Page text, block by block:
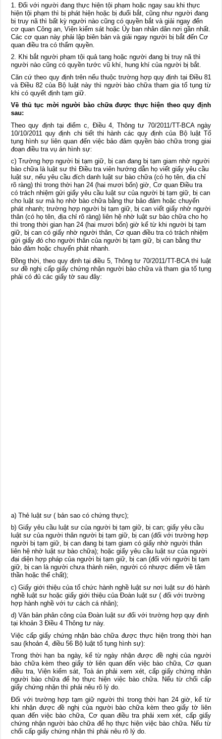
1. Đối với người đang thực hiện tội phạm hoặc ngay sau khi thực
hiện tội phạm thì bị phát hiện hoặc bị đuổi bắt, cũng như người đang
bị truy nã thì bất kỳ người nào cũng có quyền bắt và giải ngay đến
cơ quan Công an, Viện kiểm sát hoặc Ủy ban nhân dân nơi gần nhất.
Các cơ quan này phải lập biên bản và giải ngay người bị bắt đến Cơ
quan điều tra có thẩm quyền.
2. Khi bắt người phạm tội quả tang hoặc người đang bị truy nã thì
người nào cũng có quyền tước vũ khí, hung khí của người bị bắt.
Căn cứ theo quy định trên nếu thuộc trường hợp quy định tại Điều 81
và Điều 82 của Bộ luật này thì người bào chữa tham gia tố tụng từ
khi có quyết định tạm giữ.
Về thủ tục mời người bào chữa được thực hiện theo quy định
sau:
Theo quy định tại điểm c, Điều 4, Thông tư 70/2011/TT-BCA ngày
10/10/2011 quy định chi tiết thi hành các quy định của Bộ luật Tố
tụng hình sự liên quan đến việc bảo đảm quyền bào chữa trong giai
đoạn điều tra vụ án hình sự:
c) Trường hợp người bị tạm giữ, bị can đang bị tạm giam nhờ người
bào chữa là luật sư thì Điều tra viên hướng dẫn họ viết giấy yêu cầu
luật sư, nếu yêu cầu đích danh luật sư bào chữa (có họ tên, địa chỉ
rõ ràng) thì trong thời hạn 24 (hai mươi bốn) giờ, Cơ quan Điều tra
có trách nhiệm gửi giấy yêu cầu luật sư của người bị tạm giữ, bị can
cho luật sư mà họ nhờ bào chữa bằng thư bảo đảm hoặc chuyển
phát nhanh; trường hợp người bị tạm giữ, bị can viết giấy nhờ người
thân (có họ tên, địa chỉ rõ ràng) liên hệ nhờ luật sư bào chữa cho họ
thì trong thời gian hạn 24 (hai mươi bốn) giờ kể từ khi người bị tạm
giữ, bị can có giấy nhờ người thân, Cơ quan điều tra có trách nhiệm
gửi giấy đó cho người thân của người bị tạm giữ, bị can bằng thư
bảo đảm hoặc chuyển phát nhanh.
Đồng thời, theo quy định tại điều 5, Thông tư 70/2011/TT-BCA thì luật
sư đề nghị cấp giấy chứng nhận người bào chữa và tham gia tố tụng
phải có đủ các giấy tờ sau đây:
a) Thẻ luật sư ( bản sao có chứng thực);
b) Giấy yêu cầu luật sư của người bị tạm giữ, bị can; giấy yêu cầu
luật sư của người thân người bị tạm giữ, bị can (đối với trường hợp
người bị tạm giữ, bị can đang bị tạm giam có giấy nhờ người thân
liên hệ nhờ luật sư bào chữa); hoặc giấy yêu cầu luật sư của người
đại diện hợp pháp của người bị tạm giữ, bị can (đối với người bị tạm
giữ, bị can là người chưa thành niên, người có nhược điểm về tâm
thần hoặc thể chất);
c) Giấy giới thiệu của tổ chức hành nghề luật sư nơi luật sư đó hành
nghề luật sư hoặc giấy giới thiệu của Đoàn luật sư ( đối với trường
hợp hành nghề với tư cách cá nhân);
d) Văn bản phân công của Đoàn luật sư đối với trường hợp quy định
tại khoản 3 Điều 4 Thông tư này.
Việc cấp giấy chứng nhận bào chữa được thực hiện trong thời hạn
sau (khoản 4, điều 56 Bộ luật tố tụng hình sự):
Trong thời hạn ba ngày, kể từ ngày nhận được đề nghị của người
bào chữa kèm theo giấy tờ liên quan đến việc bào chữa, Cơ quan
điều tra, Viện kiểm sát, Toà án phải xem xét, cấp giấy chứng nhận
người bào chữa để họ thực hiện việc bào chữa. Nếu từ chối cấp
giấy chứng nhận thì phải nêu rõ lý do.
Đối với trường hợp tạm giữ người thì trong thời hạn 24 giờ, kể từ
khi nhận được đề nghị của người bào chữa kèm theo giấy tờ liên
quan đến việc bào chữa, Cơ quan điều tra phải xem xét, cấp giấy
chứng nhận người bào chữa để họ thực hiện việc bào chữa. Nếu từ
chối cấp giấy chứng nhận thì phải nêu rõ lý do.